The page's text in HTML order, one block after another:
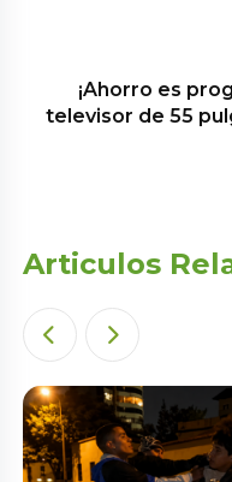
¡Ahorro es
televisor de 55
Articulos